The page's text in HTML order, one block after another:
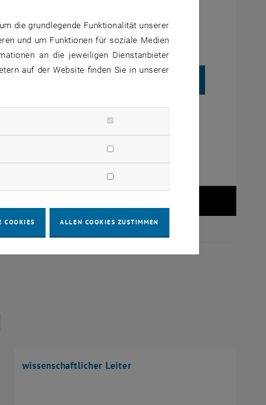
Dritte übermittelt.Datenschutzerklärung., öffnet in einem neuen
wissenschaftlicher Leiter
die grundlegende Funktionalität unserer
und um Funktionen für soziale Medien
an die jeweiligen Dienstanbieter
auf der Website finden Sie in unserer
COOKIES ALLEN COOKIES ZUSTIMMEN